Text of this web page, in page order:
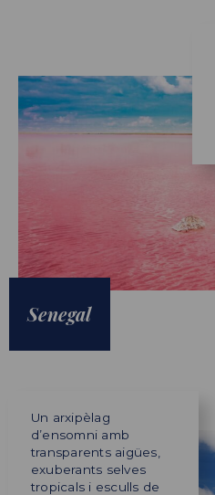
Senegal
Un arxipèlag
d’ensomni amb
transparents aigües,
exuberants selves
tropicals i esculls de